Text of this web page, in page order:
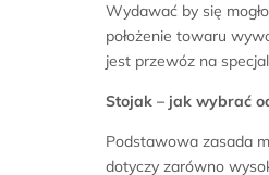
Wydawać by się
położenie towaru
jest przewóz na
Stojak – jak wybrać
Podstawowa zasada
dotyczy zarówno